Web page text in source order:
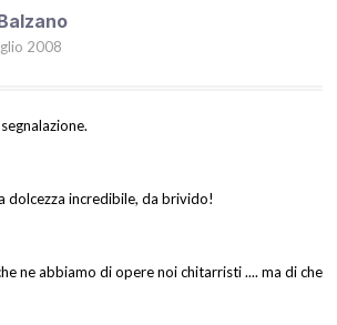
2008
dolcezza incredibile, da brivido!
ne abbiamo di opere noi chitarristi .... ma di che